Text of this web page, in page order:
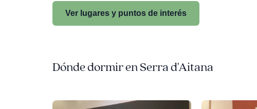
Ver lugares y puntos de interés
Dónde dormir en Serra d'Aitana